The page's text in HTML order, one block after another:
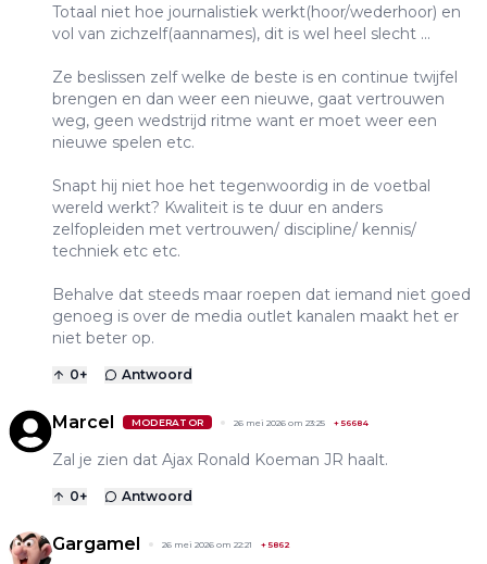
Totaal niet hoe journalistiek werkt(hoor/wederhoor) en
vol van zichzelf(aannames), dit is wel heel slecht ...
Ze beslissen zelf welke de beste is en continue twijfel
brengen en dan weer een nieuwe, gaat vertrouwen
weg, geen wedstrijd ritme want er moet weer een
nieuwe spelen etc.
Snapt hij niet hoe het tegenwoordig in de voetbal
wereld werkt? Kwaliteit is te duur en anders
zelfopleiden met vertrouwen/ discipline/ kennis/
techniek etc etc.
Behalve dat steeds maar roepen dat iemand niet goed
genoeg is over de media outlet kanalen maakt het er
niet beter op.
0+ Antwoord
Marcel MODERATOR 26 mei 2026 om 23:25 +56684
Zal je zien dat Ajax Ronald Koeman JR haalt.
0+ Antwoord
Gargamel 26 mei 2026 om 22:21 + 5862